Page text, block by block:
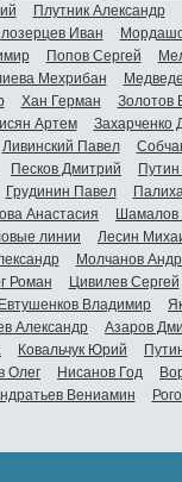
Плутник Александр
Иван
Попов Сергей
Мехрибан
Хан Герман
Золотов
Артем
Захарченко
Ливинский Павел
Песков Дмитрий
Грудинин Павел
Анастасия
Шамалов
линии
Лесин
Молчанов
Роман
Цивилев Сергей
Евтушенков Владимир
Александр
Азаров
Ковальчук Юрий
Олег Нисанов Год
Вениамин